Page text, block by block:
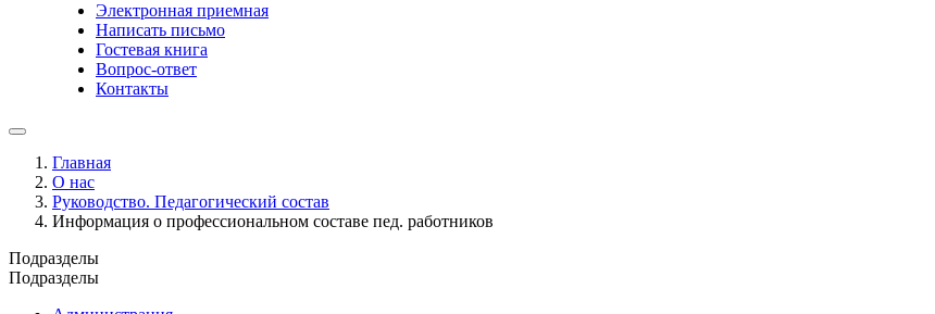
Электронная приемная
Написать письмо
Гостевая книга
Вопрос-ответ
Контакты
Главная
О нас
Руководство. Педагогический состав
Информация о профессиональном составе пед. работников
Подразделы
Подразделы